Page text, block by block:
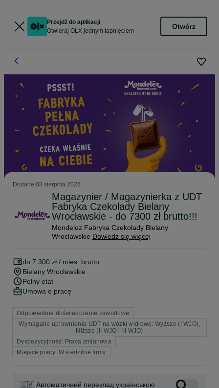
Przejdź do aplikacji
Otwieraj OLX jednym tapnięciem
Otwórz
Dodane 03 sierpnia 2026
Magazynier / Magazynierka z UDT
Fabryka Czekolady Bielany
Wrocławskie - do 7300 zł brutto!!!
Mondelez Fabryka Czekolady Bielany
Wrocławskie Dowiedz się więcej
do 7 300 zł / mies. brutto
Bielany Wrocławskie
Pełny etat
Umowa o pracę
Odpowiednie doświadczenie zawodowe
Wymagane uprawnienia UDT na wózki widłowe: Wyższe (I WJO),
Niższe (II WJO i III WJO)
Dyspozycyjność: Praca zmianowa
Miejsce pracy: W siedzibie firmy
🇺🇦 Автоматичний переклад українською